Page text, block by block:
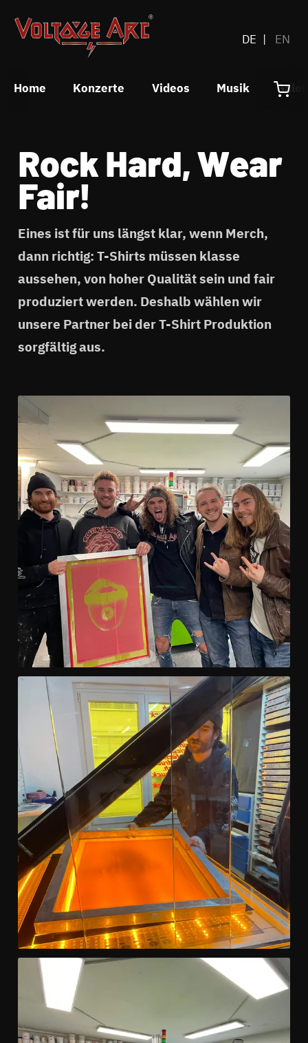
DE EN
Home Konzerte Videos Musik
Rock Hard, Wear
Fair!
Eines ist für uns längst klar, wenn Merch,
dann richtig: T-Shirts müssen klasse
aussehen, von hoher Qualität sein und fair
produziert werden. Deshalb wählen wir
unsere Partner bei der T-Shirt Produktion
sorgfältig aus.